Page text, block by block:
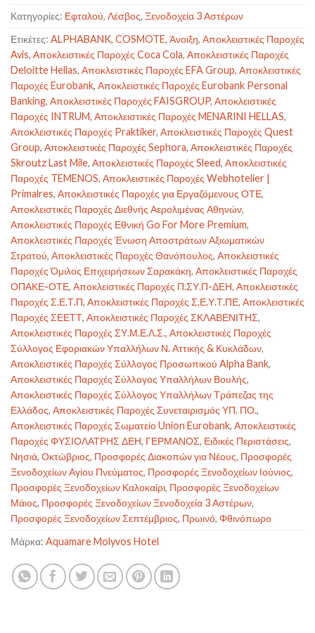
Κατηγορίες: Εφταλού, Λέσβος, Ξενοδοχεία 3 Αστέρων
Ετικέτες: ALPHABANK, COSMOTE, Άνοιξη, Αποκλειστικές Παροχές
Avis, Αποκλειστικές Παροχές Coca Cola, Αποκλειστικές Παροχές
Deloitte Hellas, Αποκλειστικές Παροχές EFA Group, Αποκλειστικές
Παροχές Eurobank, Αποκλειστικές Παροχές Eurobank Personal
Banking, Αποκλειστικές Παροχές FAISGROUP, Αποκλειστικές
Παροχές INTRUM, Αποκλειστικές Παροχές MENARINI HELLAS,
Αποκλειστικές Παροχές Praktiker, Αποκλειστικές Παροχές Quest
Group, Αποκλειστικές Παροχές Sephora, Αποκλειστικές Παροχές
Skroutz Last Mile, Αποκλειστικές Παροχές Sleed, Αποκλειστικές
Παροχές TEMENOS, Αποκλειστικές Παροχές Webhotelier |
Primalres, Αποκλειστικές Παροχές για Εργαζόμενους ΟΤΕ,
Αποκλειστικές Παροχές Διεθνής Αερολιμένας Αθηνών,
Αποκλειστικές Παροχές Εθνική Go For More Premium,
Αποκλειστικές Παροχές Ένωση Αποστράτων Αξιωματικών
Στρατού, Αποκλειστικές Παροχές Θανόπουλος, Αποκλειστικές
Παροχές Όμιλος Επιχειρήσεων Σαρακάκη, Αποκλειστικές Παροχές
ΟΠΑΚΕ-ΟΤΕ, Αποκλειστικές Παροχές Π.ΣΥ.Π-ΔΕΗ, Αποκλειστικές
Παροχές Σ.Ε.Τ.Π, Αποκλειστικές Παροχές Σ.Ε.Υ.Τ.ΠΕ, Αποκλειστικές
Παροχές ΣΕΕΤΤ, Αποκλειστικές Παροχές ΣΚΛΑΒΕΝΙΤΗΣ,
Αποκλειστικές Παροχές ΣΥ.Μ.Ε.Λ.Σ., Αποκλειστικές Παροχές
Σύλλογος Εφοριακών Υπαλλήλων Ν. Αττικής & Κυκλάδων,
Αποκλειστικές Παροχές Σύλλογος Προσωπικού Alpha Bank,
Αποκλειστικές Παροχές Σύλλογος Υπαλλήλων Βουλής,
Αποκλειστικές Παροχές Σύλλογος Υπαλλήλων Τράπεζας της
Ελλάδος, Αποκλειστικές Παροχές Συνεταιρισμός ΥΠ. ΠΟ.,
Αποκλειστικές Παροχές Σωματείο Union Eurobank, Αποκλειστικές
Παροχές ΦΥΣΙΟΛΑΤΡΗΣ ΔΕΗ, ΓΕΡΜΑΝΟΣ, Ειδικές Περιστάσεις,
Νησιά, Οκτώβριος, Προσφορές Διακοπών για Νέους, Προσφορές
Ξενοδοχείων Αγίου Πνεύματος, Προσφορές Ξενοδοχείων Ιούνιος,
Προσφορές Ξενοδοχείων Καλοκαίρι, Προσφορές Ξενοδοχείων
Μάιος, Προσφορές Ξενοδοχείων Ξενοδοχεία 3 Αστέρων,
Προσφορές Ξενοδοχείων Σεπτέμβριος, Πρωινό, Φθινόπωρο
Μάρκα: Aquamare Molyvos Hotel